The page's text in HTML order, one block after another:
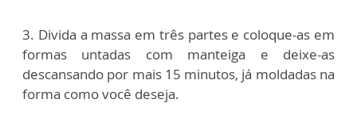
3. Divida a massa em três partes e coloque-as em
formas untadas com manteiga e deixe-as
descansando por mais 15 minutos, já moldadas na
forma como você deseja.